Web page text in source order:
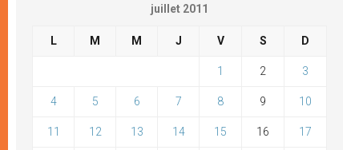
juillet 2011
L M M J V S D
1 2 3
4 5 6 7 8 9 10
11 12 13 14 15 16 17